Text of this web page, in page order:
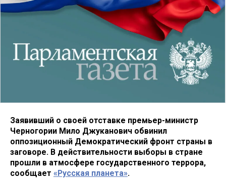
Заявивший о своей отставке премьер-министр
Черногории Мило Джуканович обвинил
оппозиционный Демократический фронт страны в
заговоре. В действительности выборы в стране
прошли в атмосфере государственного террора,
сообщает «Русская планета».